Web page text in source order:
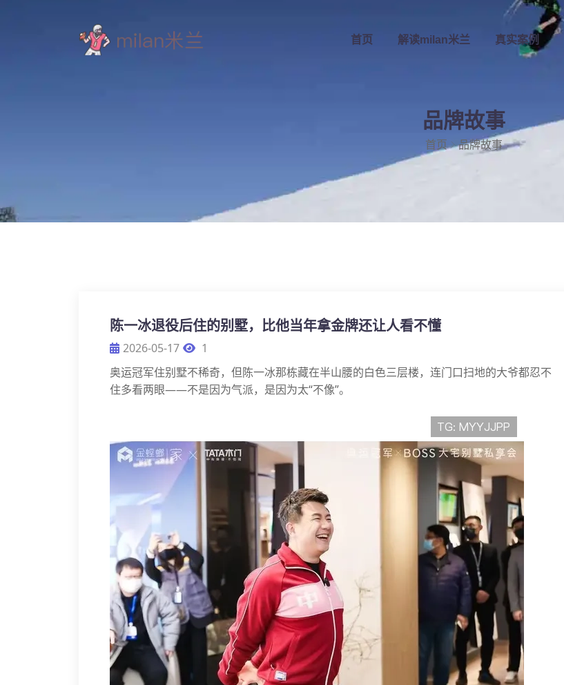
首页 解读milan米兰 真实案例
品牌故事
首页 品牌故事
陈一冰退役后住的别墅，比他当年拿金牌还让人看不懂
2026-05-17
1
奥运冠军住别墅不稀奇，但陈一冰那栋藏在半山腰的白色三层楼，连门口扫地的大爷都忍不
住多看两眼——不是因为气派，是因为太“不像”。